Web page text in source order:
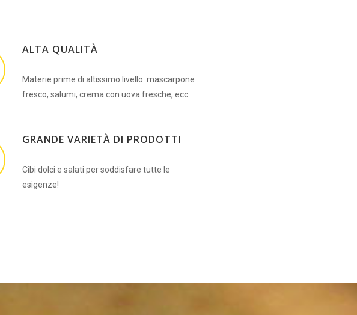
ALTA QUALITÀ
Materie prime di altissimo livello: mascarpone
fresco, salumi, crema con uova fresche, ecc.
GRANDE VARIETÀ DI PRODOTTI
Cibi dolci e salati per soddisfare tutte le
esigenze!